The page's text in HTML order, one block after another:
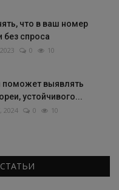
что в ваш номер
без спроса
0 10
выявлять
устойчивого...
2024 0 10